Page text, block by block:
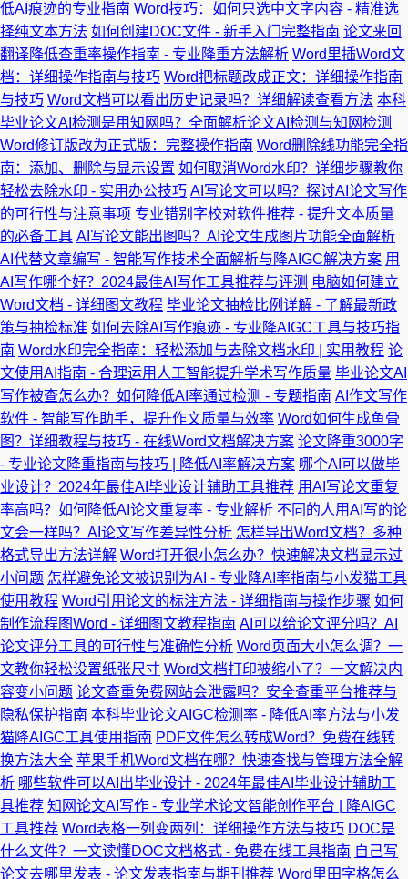
低AI痕迹的专业指南 Word技巧：如何只选中文字内容 - 精准选
择纯文本方法 如何创建DOC文件 - 新手入门完整指南 论文来回
翻译降低查重率操作指南 - 专业降重方法解析 Word里插Word文
档：详细操作指南与技巧 Word把标题改成正文：详细操作指南
与技巧 Word文档可以看出历史记录吗？详细解读查看方法 本科
毕业论文AI检测是用知网吗？全面解析论文AI检测与知网检测
Word修订版改为正式版：完整操作指南 Word删除线功能完全指
南：添加、删除与显示设置 如何取消Word水印？详细步骤教你
轻松去除水印 - 实用办公技巧 AI写论文可以吗？探讨AI论文写作
的可行性与注意事项 专业错别字校对软件推荐 - 提升文本质量
的必备工具 AI写论文能出图吗？AI论文生成图片功能全面解析
AI代替文章编写 - 智能写作技术全面解析与降AIGC解决方案 用
AI写作哪个好？2024最佳AI写作工具推荐与评测 电脑如何建立
Word文档 - 详细图文教程 毕业论文抽检比例详解 - 了解最新政
策与抽检标准 如何去除AI写作痕迹 - 专业降AIGC工具与技巧指
南 Word水印完全指南：轻松添加与去除文档水印 | 实用教程 论
文使用AI指南 - 合理运用人工智能提升学术写作质量 毕业论文AI
写作被查怎么办？如何降低AI率通过检测 - 专题指南 AI作文写作
软件 - 智能写作助手，提升作文质量与效率 Word如何生成鱼骨
图？详细教程与技巧 - 在线Word文档解决方案 论文降重3000字
- 专业论文降重指南与技巧 | 降低AI率解决方案 哪个AI可以做毕
业设计？2024年最佳AI毕业设计辅助工具推荐 用AI写论文重复
率高吗？如何降低AI论文重复率 - 专业解析 不同的人用AI写的论
文会一样吗？AI论文写作差异性分析 怎样导出Word文档？多种
格式导出方法详解 Word打开很小怎么办？快速解决文档显示过
小问题 怎样避免论文被识别为AI - 专业降AI率指南与小发猫工具
使用教程 Word引用论文的标注方法 - 详细指南与操作步骤 如何
制作流程图Word - 详细图文教程指南 AI可以给论文评分吗？AI
论文评分工具的可行性与准确性分析 Word页面大小怎么调？一
文教你轻松设置纸张尺寸 Word文档打印被缩小了？一文解决内
容变小问题 论文查重免费网站会泄露吗？安全查重平台推荐与
隐私保护指南 本科毕业论文AIGC检测率 - 降低AI率方法与小发
猫降AIGC工具使用指南 PDF文件怎么转成Word？免费在线转
换方法大全 苹果手机Word文档在哪？快速查找与管理方法全解
析 哪些软件可以AI出毕业设计 - 2024年最佳AI毕业设计辅助工
具推荐 知网论文AI写作 - 专业学术论文智能创作平台 | 降AIGC
工具推荐 Word表格一列变两列：详细操作方法与技巧 DOC是
什么文件？一文读懂DOC文档格式 - 免费在线工具指南 自己写
论文去哪里发表 - 论文发表指南与期刊推荐 Word里田字格怎么